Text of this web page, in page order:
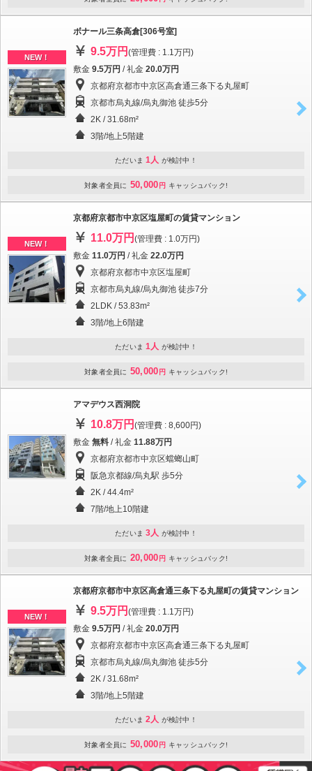
NEW！
ボナール三条高倉[306号室]
9.5万円 (管理費 : 1.1万円)
敷金 9.5万円 / 礼金 20.0万円
京都府京都市中京区高倉通三条下る丸屋町
京都市烏丸線/烏丸御池 徒歩5分
2K / 31.68m²
3階/地上5階建
ただいま 1人 が検討中！
対象者全員に 50,000 円 キャッシュバック!
NEW！
京都府京都市中京区塩屋町の賃貸マンション
11.0万円 (管理費 : 1.0万円)
敷金 11.0万円 / 礼金 22.0万円
京都府京都市中京区塩屋町
京都市烏丸線/烏丸御池 徒歩7分
2LDK / 53.83m²
3階/地上6階建
ただいま 1人 が検討中！
対象者全員に 50,000 円 キャッシュバック!
アマデウス西洞院
10.8万円 (管理費 : 8,600円)
敷金 無料 / 礼金 11.88万円
京都府京都市中京区蟷螂山町
阪急京都線/烏丸駅 歩5分
2K / 44.4m²
7階/地上10階建
ただいま 3人 が検討中！
対象者全員に 20,000 円 キャッシュバック!
NEW！
京都府京都市中京区高倉通三条下る丸屋町の賃貸マンション
9.5万円 (管理費 : 1.1万円)
敷金 9.5万円 / 礼金 20.0万円
京都府京都市中京区高倉通三条下る丸屋町
京都市烏丸線/烏丸御池 徒歩5分
2K / 31.68m²
3階/地上5階建
ただいま 2人 が検討中！
対象者全員に 50,000 円 キャッシュバック!